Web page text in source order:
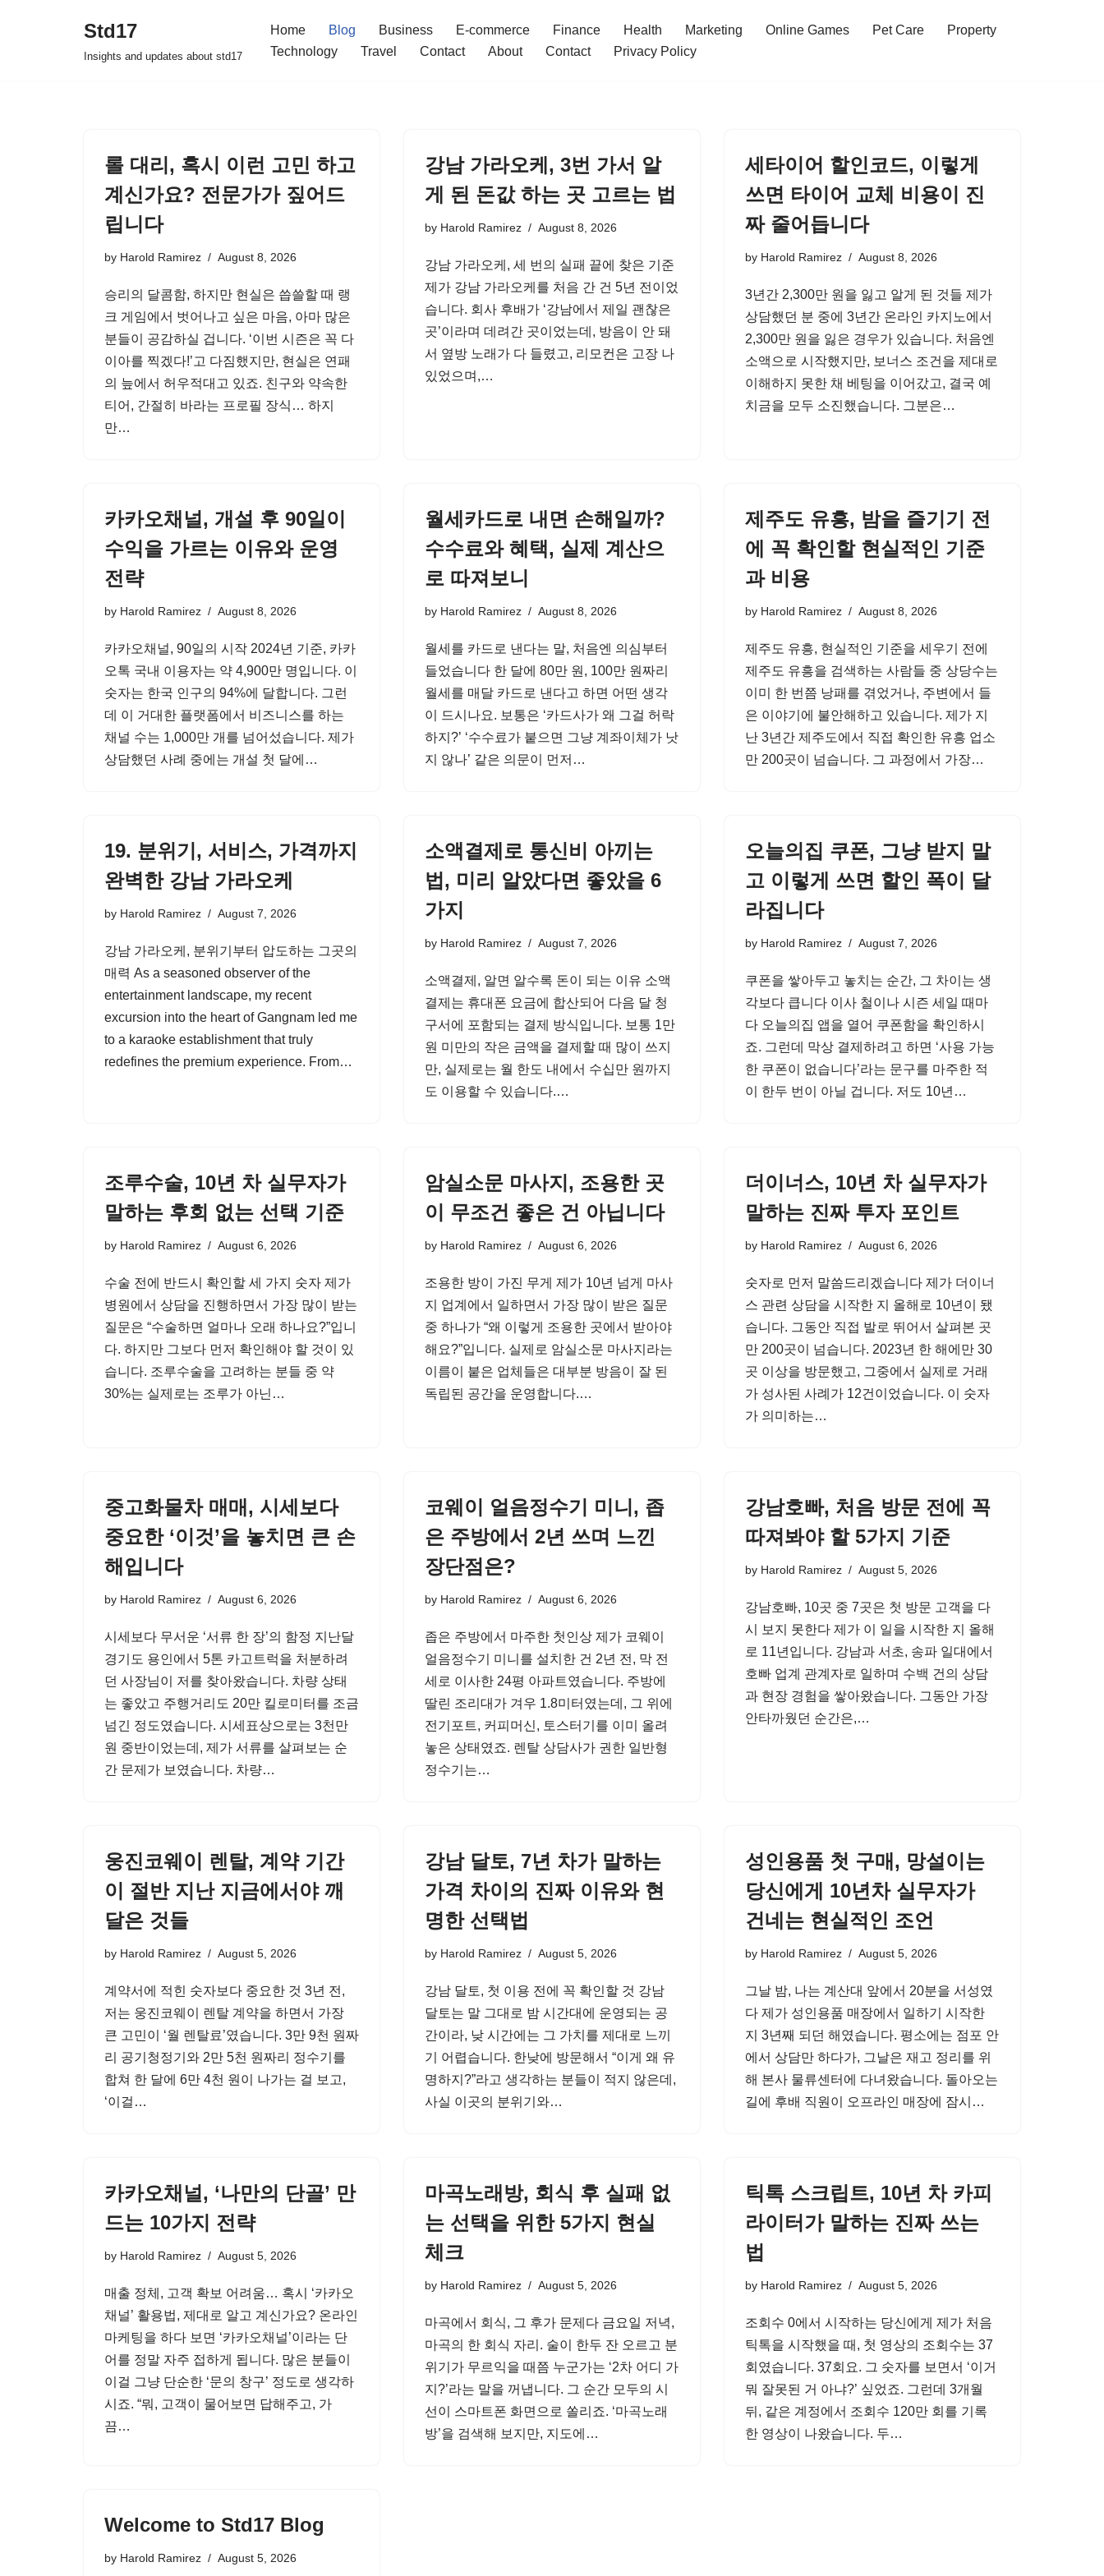
Std17
Insights and updates about std17
Home Blog Business E-commerce Finance Health Marketing Online Games Pet Care
Property
Technology
Travel Contact About Contact Privacy Policy
롤 대리, 혹시 이런 고민 하고
계신가요? 전문가가 짚어드
립니다
by Harold Ramirez August 8, 2026
승리의 달콤함, 하지만 현실은 씁쓸할 때 랭
크 게임에서 벗어나고 싶은 마음, 아마 많은
분들이 공감하실 겁니다. ‘이번 시즌은 꼭 다
이아를 찍겠다!’고 다짐했지만, 현실은 연패
의 늪에서 허우적대고 있죠. 친구와 약속한
티어, 간절히 바라는 프로필 장식… 하지
만…
강남 가라오케, 3번 가서 알
게 된 돈값 하는 곳 고르는 법
by Harold Ramirez August 8, 2026
강남 가라오케, 세 번의 실패 끝에 찾은 기준
제가 강남 가라오케를 처음 간 건 5년 전이었
습니다. 회사 후배가 ‘강남에서 제일 괜찮은
곳’이라며 데려간 곳이었는데, 방음이 안 돼
서 옆방 노래가 다 들렸고, 리모컨은 고장 나
있었으며,…
세타이어 할인코드, 이렇게
쓰면 타이어 교체 비용이 진
짜 줄어듭니다
by Harold Ramirez August 8, 2026
3년간 2,300만 원을 잃고 알게 된 것들 제가
상담했던 분 중에 3년간 온라인 카지노에서
2,300만 원을 잃은 경우가 있습니다. 처음엔
소액으로 시작했지만, 보너스 조건을 제대로
이해하지 못한 채 베팅을 이어갔고, 결국 예
치금을 모두 소진했습니다. 그분은…
카카오채널, 개설 후 90일이
수익을 가르는 이유와 운영
전략
by Harold Ramirez August 8, 2026
카카오채널, 90일의 시작 2024년 기준, 카카
오톡 국내 이용자는 약 4,900만 명입니다. 이
숫자는 한국 인구의 94%에 달합니다. 그런
데 이 거대한 플랫폼에서 비즈니스를 하는
채널 수는 1,000만 개를 넘어섰습니다. 제가
상담했던 사례 중에는 개설 첫 달에…
월세카드로 내면 손해일까?
수수료와 혜택, 실제 계산으
로 따져보니
by Harold Ramirez August 8, 2026
월세를 카드로 낸다는 말, 처음엔 의심부터
들었습니다 한 달에 80만 원, 100만 원짜리
월세를 매달 카드로 낸다고 하면 어떤 생각
이 드시나요. 보통은 ‘카드사가 왜 그걸 허락
하지?’ ‘수수료가 붙으면 그냥 계좌이체가 낫
지 않나’ 같은 의문이 먼저…
제주도 유흥, 밤을 즐기기 전
에 꼭 확인할 현실적인 기준
과 비용
by Harold Ramirez August 8, 2026
제주도 유흥, 현실적인 기준을 세우기 전에
제주도 유흥을 검색하는 사람들 중 상당수는
이미 한 번쯤 낭패를 겪었거나, 주변에서 들
은 이야기에 불안해하고 있습니다. 제가 지
난 3년간 제주도에서 직접 확인한 유흥 업소
만 200곳이 넘습니다. 그 과정에서 가장…
19. 분위기, 서비스, 가격까지
완벽한 강남 가라오케
by Harold Ramirez August 7, 2026
강남 가라오케, 분위기부터 압도하는 그곳의
매력 As a seasoned observer of the
entertainment landscape, my recent
excursion into the heart of Gangnam led me
to a karaoke establishment that truly
redefines the premium experience. From…
소액결제로 통신비 아끼는
법, 미리 알았다면 좋았을 6
가지
by Harold Ramirez August 7, 2026
소액결제, 알면 알수록 돈이 되는 이유 소액
결제는 휴대폰 요금에 합산되어 다음 달 청
구서에 포함되는 결제 방식입니다. 보통 1만
원 미만의 작은 금액을 결제할 때 많이 쓰지
만, 실제로는 월 한도 내에서 수십만 원까지
도 이용할 수 있습니다.…
오늘의집 쿠폰, 그냥 받지 말
고 이렇게 쓰면 할인 폭이 달
라집니다
by Harold Ramirez August 7, 2026
쿠폰을 쌓아두고 놓치는 순간, 그 차이는 생
각보다 큽니다 이사 철이나 시즌 세일 때마
다 오늘의집 앱을 열어 쿠폰함을 확인하시
죠. 그런데 막상 결제하려고 하면 ‘사용 가능
한 쿠폰이 없습니다’라는 문구를 마주한 적
이 한두 번이 아닐 겁니다. 저도 10년…
조루수술, 10년 차 실무자가
말하는 후회 없는 선택 기준
by Harold Ramirez August 6, 2026
수술 전에 반드시 확인할 세 가지 숫자 제가
병원에서 상담을 진행하면서 가장 많이 받는
질문은 “수술하면 얼마나 오래 하나요?”입니
다. 하지만 그보다 먼저 확인해야 할 것이 있
습니다. 조루수술을 고려하는 분들 중 약
30%는 실제로는 조루가 아닌…
암실소문 마사지, 조용한 곳
이 무조건 좋은 건 아닙니다
by Harold Ramirez August 6, 2026
조용한 방이 가진 무게 제가 10년 넘게 마사
지 업계에서 일하면서 가장 많이 받은 질문
중 하나가 “왜 이렇게 조용한 곳에서 받아야
해요?”입니다. 실제로 암실소문 마사지라는
이름이 붙은 업체들은 대부분 방음이 잘 된
독립된 공간을 운영합니다.…
더이너스, 10년 차 실무자가
말하는 진짜 투자 포인트
by Harold Ramirez August 6, 2026
숫자로 먼저 말씀드리겠습니다 제가 더이너
스 관련 상담을 시작한 지 올해로 10년이 됐
습니다. 그동안 직접 발로 뛰어서 살펴본 곳
만 200곳이 넘습니다. 2023년 한 해에만 30
곳 이상을 방문했고, 그중에서 실제로 거래
가 성사된 사례가 12건이었습니다. 이 숫자
가 의미하는…
중고화물차 매매, 시세보다
중요한 ‘이것’을 놓치면 큰 손
해입니다
by Harold Ramirez August 6, 2026
시세보다 무서운 ‘서류 한 장’의 함정 지난달
경기도 용인에서 5톤 카고트럭을 처분하려
던 사장님이 저를 찾아왔습니다. 차량 상태
는 좋았고 주행거리도 20만 킬로미터를 조금
넘긴 정도였습니다. 시세표상으로는 3천만
원 중반이었는데, 제가 서류를 살펴보는 순
간 문제가 보였습니다. 차량…
코웨이 얼음정수기 미니, 좁
은 주방에서 2년 쓰며 느낀
장단점은?
by Harold Ramirez August 6, 2026
좁은 주방에서 마주한 첫인상 제가 코웨이
얼음정수기 미니를 설치한 건 2년 전, 막 전
세로 이사한 24평 아파트였습니다. 주방에
딸린 조리대가 겨우 1.8미터였는데, 그 위에
전기포트, 커피머신, 토스터기를 이미 올려
놓은 상태였죠. 렌탈 상담사가 권한 일반형
정수기는…
강남호빠, 처음 방문 전에 꼭
따져봐야 할 5가지 기준
by Harold Ramirez August 5, 2026
강남호빠, 10곳 중 7곳은 첫 방문 고객을 다
시 보지 못한다 제가 이 일을 시작한 지 올해
로 11년입니다. 강남과 서초, 송파 일대에서
호빠 업계 관계자로 일하며 수백 건의 상담
과 현장 경험을 쌓아왔습니다. 그동안 가장
안타까웠던 순간은,…
웅진코웨이 렌탈, 계약 기간
이 절반 지난 지금에서야 깨
달은 것들
by Harold Ramirez August 5, 2026
계약서에 적힌 숫자보다 중요한 것 3년 전,
저는 웅진코웨이 렌탈 계약을 하면서 가장
큰 고민이 ‘월 렌탈료’였습니다. 3만 9천 원짜
리 공기청정기와 2만 5천 원짜리 정수기를
합쳐 한 달에 6만 4천 원이 나가는 걸 보고,
‘이걸…
강남 달토, 7년 차가 말하는
가격 차이의 진짜 이유와 현
명한 선택법
by Harold Ramirez August 5, 2026
강남 달토, 첫 이용 전에 꼭 확인할 것 강남
달토는 말 그대로 밤 시간대에 운영되는 공
간이라, 낮 시간에는 그 가치를 제대로 느끼
기 어렵습니다. 한낮에 방문해서 “이게 왜 유
명하지?”라고 생각하는 분들이 적지 않은데,
사실 이곳의 분위기와…
성인용품 첫 구매, 망설이는
당신에게 10년차 실무자가
건네는 현실적인 조언
by Harold Ramirez August 5, 2026
그날 밤, 나는 계산대 앞에서 20분을 서성였
다 제가 성인용품 매장에서 일하기 시작한
지 3년째 되던 해였습니다. 평소에는 점포 안
에서 상담만 하다가, 그날은 재고 정리를 위
해 본사 물류센터에 다녀왔습니다. 돌아오는
길에 후배 직원이 오프라인 매장에 잠시…
카카오채널, ‘나만의 단골’ 만
드는 10가지 전략
by Harold Ramirez August 5, 2026
매출 정체, 고객 확보 어려움… 혹시 ‘카카오
채널’ 활용법, 제대로 알고 계신가요? 온라인
마케팅을 하다 보면 ‘카카오채널’이라는 단
어를 정말 자주 접하게 됩니다. 많은 분들이
이걸 그냥 단순한 ‘문의 창구’ 정도로 생각하
시죠. “뭐, 고객이 물어보면 답해주고, 가
끔…
마곡노래방, 회식 후 실패 없
는 선택을 위한 5가지 현실
체크
by Harold Ramirez August 5, 2026
마곡에서 회식, 그 후가 문제다 금요일 저녁,
마곡의 한 회식 자리. 술이 한두 잔 오르고 분
위기가 무르익을 때쯤 누군가는 ‘2차 어디 가
지?’라는 말을 꺼냅니다. 그 순간 모두의 시
선이 스마트폰 화면으로 쏠리죠. ‘마곡노래
방’을 검색해 보지만, 지도에…
틱톡 스크립트, 10년 차 카피
라이터가 말하는 진짜 쓰는
법
by Harold Ramirez August 5, 2026
조회수 0에서 시작하는 당신에게 제가 처음
틱톡을 시작했을 때, 첫 영상의 조회수는 37
회였습니다. 37회요. 그 숫자를 보면서 ‘이거
뭐 잘못된 거 아냐?’ 싶었죠. 그런데 3개월
뒤, 같은 계정에서 조회수 120만 회를 기록
한 영상이 나왔습니다. 두…
Welcome to Std17 Blog
by Harold Ramirez August 5, 2026